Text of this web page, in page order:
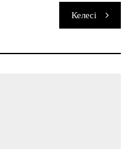
Келесі